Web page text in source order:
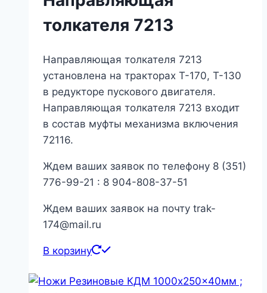
толкателя 7213
Направляющая толкателя 7213
установлена на тракторах Т-170, Т-130
в редукторе пускового двигателя.
Направляющая толкателя 7213 входит
в состав муфты механизма включения
72116.
Ждем ваших заявок по телефону 8 (351)
776-99-21 : 8 904-808-37-51
Ждем ваших заявок на почту trak-
174@mail.ru
В корзину